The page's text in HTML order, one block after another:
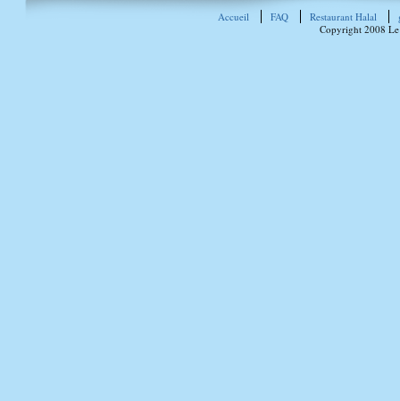
Accueil FAQ Restaurant Halal
Copyright 2008